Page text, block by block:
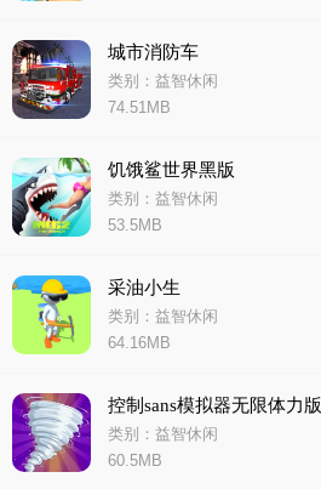
城市消防车
类别：益智休闲
74.51MB
饥饿鲨世界黑版
类别：益智休闲
53.5MB
采油小生
类别：益智休闲
64.16MB
控制sans模拟器无限体力版
类别：益智休闲
60.5MB